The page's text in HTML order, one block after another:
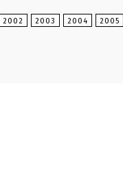
2002 2003 2004 2005